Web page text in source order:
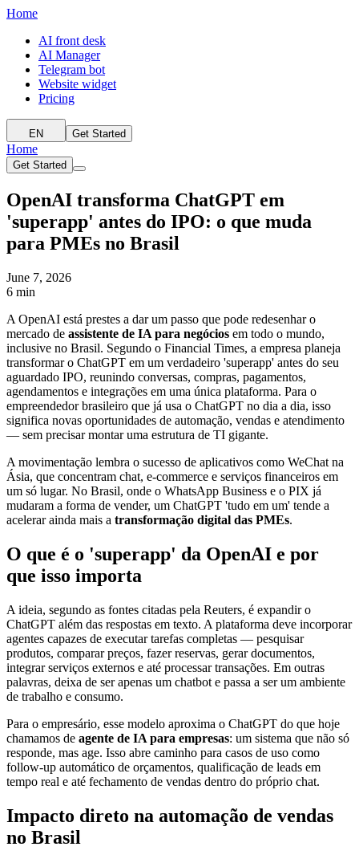
Home
AI front desk
AI Manager
Telegram bot
Website widget
Pricing
EN Get Started
Home
Get Started
OpenAI transforma ChatGPT em
'superapp' antes do IPO: o que muda
para PMEs no Brasil
June 7, 2026
6 min
A OpenAI está prestes a dar um passo que pode redesenhar o
mercado de assistente de IA para negócios em todo o mundo,
inclusive no Brasil. Segundo o Financial Times, a empresa planeja
transformar o ChatGPT em um verdadeiro 'superapp' antes do seu
aguardado IPO, reunindo conversas, compras, pagamentos,
agendamentos e integrações em uma única plataforma. Para o
empreendedor brasileiro que já usa o ChatGPT no dia a dia, isso
significa novas oportunidades de automação, vendas e atendimento
— sem precisar montar uma estrutura de TI gigante.
A movimentação lembra o sucesso de aplicativos como WeChat na
Ásia, que concentram chat, e-commerce e serviços financeiros em
um só lugar. No Brasil, onde o WhatsApp Business e o PIX já
mudaram a forma de vender, um ChatGPT 'tudo em um' tende a
acelerar ainda mais a transformação digital das PMEs.
O que é o 'superapp' da OpenAI e por
que isso importa
A ideia, segundo as fontes citadas pela Reuters, é expandir o
ChatGPT além das respostas em texto. A plataforma deve incorporar
agentes capazes de executar tarefas completas — pesquisar
produtos, comparar preços, fazer reservas, gerar documentos,
integrar serviços externos e até processar transações. Em outras
palavras, deixa de ser apenas um chatbot e passa a ser um ambiente
de trabalho e consumo.
Para o empresário, esse modelo aproxima o ChatGPT do que hoje
chamamos de agente de IA para empresas: um sistema que não só
responde, mas age. Isso abre caminho para casos de uso como
follow-up automático de orçamentos, qualificação de leads em
tempo real e até fechamento de vendas dentro do próprio chat.
Impacto direto na automação de vendas
no Brasil